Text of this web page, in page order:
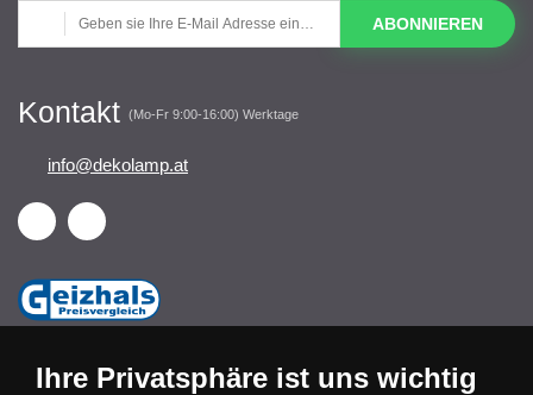
ABONNIEREN
Kontakt (Mo-Fr 9:00-16:00) Werktage
info@dekolamp.at
Ihre Privatsphäre ist uns wichtig